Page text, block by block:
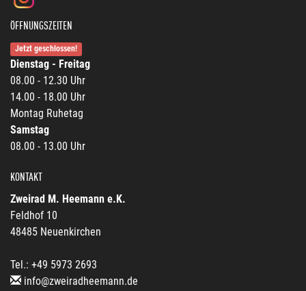
ÖFFNUNGSZEITEN
Jetzt geschlossen!
Dienstag - Freitag
08.00 - 12.30 Uhr
14.00 - 18.00 Uhr
Montag Ruhetag
Samstag
08.00 - 13.00 Uhr
KONTAKT
Zweirad M. Heemann e.K.
Feldhof 10
48485 Neuenkirchen
Tel.: +49 5973 2693
info@zweiradheemann.de